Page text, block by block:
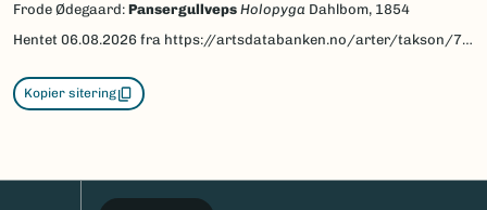
Frode Ødegaard: Pansergullveps Holopyga Dahlbom, 1854
Hentet 06.08.2026 fra https://artsdatabanken.no/arter/takson/77268/beskrivelse
Kopier sitering